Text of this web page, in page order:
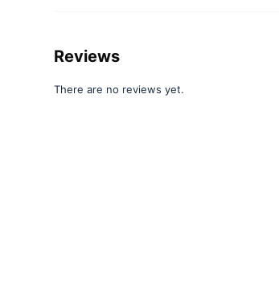
Reviews
There are no reviews yet.